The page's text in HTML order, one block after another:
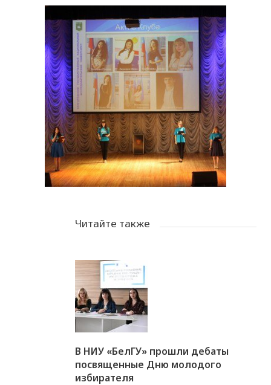
Читайте также
В НИУ «БелГУ» прошли дебаты
посвященные Дню молодого
избирателя